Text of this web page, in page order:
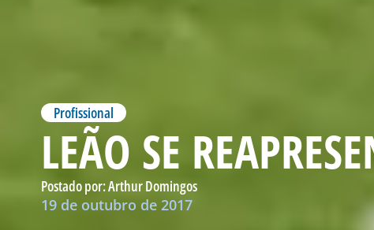
Profissional
LEÃO SE
Postado por:Arthur Domingos
19 de outubro de 2017